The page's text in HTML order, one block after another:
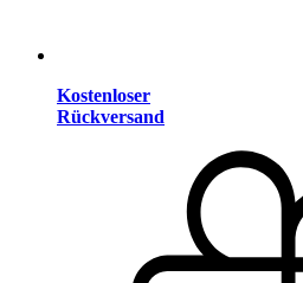
Kostenloser
Rückversand